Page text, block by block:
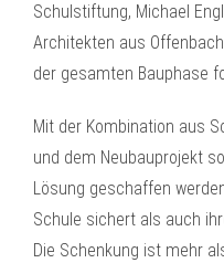
Schulstiftung, Michael
Architekten aus
der gesamten Bauphase
Mit der Kombination aus
und dem Neubauprojekt
Lösung geschaffen
Schule sichert als auch
Die Schenkung ist mehr